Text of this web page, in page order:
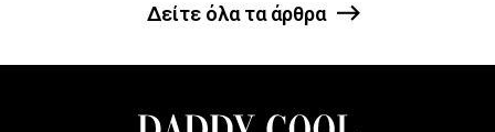
Δείτε όλα τα άρθρα